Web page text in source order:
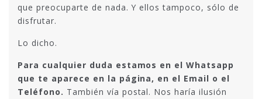
que preocuparte de nada. Y ellos tampoco, sólo de
disfrutar.
Lo dicho.
Para cualquier duda estamos en el Whatsapp
que te aparece en la página, en el Email o el
Teléfono. También vía postal. Nos haría ilusión